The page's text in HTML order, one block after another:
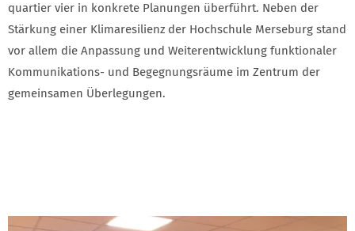
quartier vier in konkrete Planungen überführt. Neben der
Stärkung einer Klimaresilienz der Hochschule Merseburg stand
vor allem die Anpassung und Weiterentwicklung funktionaler
Kommunikations- und Begegnungsräume im Zentrum der
gemeinsamen Überlegungen.